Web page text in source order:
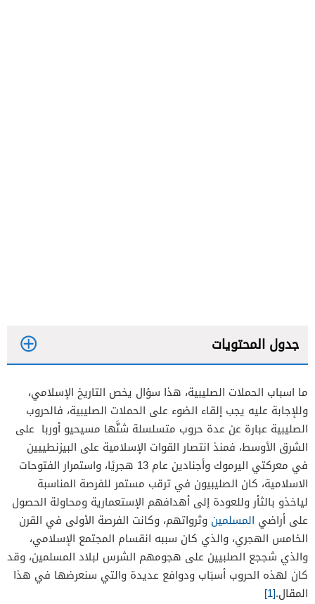
جدول المحتويات
ما اسباب الحملات الصليبية، هذا سؤال يخص التاريخ الإسلامي،
وللإجابة عليه يجب إلقاء الضوء على الحملات الصليبية، فالحروب
الصليبية عبارة عن عدة حروب متسلسلة شنَّها مسيحيو أوربا على
الشرق الأوسط، فمنذ انتصار القوات الإسلامية على البيزنطييين
في معركتي اليرموك وأجنادين عام 13 هجريًا، واستمرار الفتوحات
الاسلامية، كان الصليبيون في ترقب مستمر للفرصة المناسبة
لياخذو بالثأر وللعودة إلى أهدافهم الإستعمارية ومحاولة الحصول
على أراضي المسلمين وثرواتهم، وكانت الفرصة الأولى في القرن
الخامس الهجري، والذي كان سببه انقسام المجتمع الإسلامي،
والذي شججع الصلبيين على هجومهم الشرس لبلاد المسلمين، وقد
كان لهذه الحروب أسبَاب ودوافع عديدة والتي سنعرضها في هذا
المقال.[1]